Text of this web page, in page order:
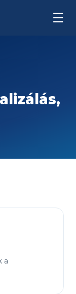
☰
a